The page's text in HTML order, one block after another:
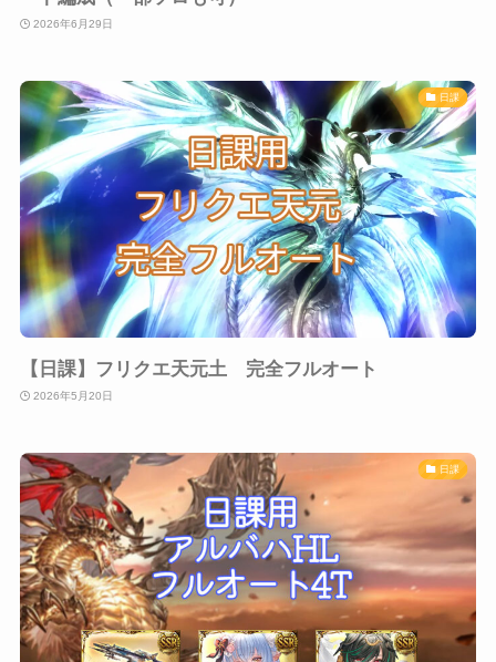
2026年6月29日
日課
【日課】フリクエ天元土 完全フルオート
2026年5月20日
日課